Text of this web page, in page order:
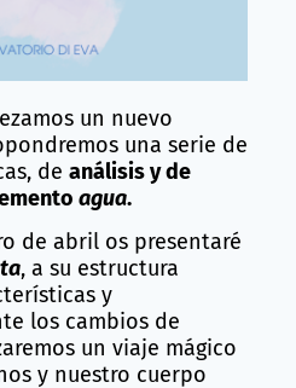
un nuevo
una serie de
de análisis y de
agua.
de abril os presentaré
, a su estructura
y
los cambios de
un viaje mágico
y nuestro cuerpo